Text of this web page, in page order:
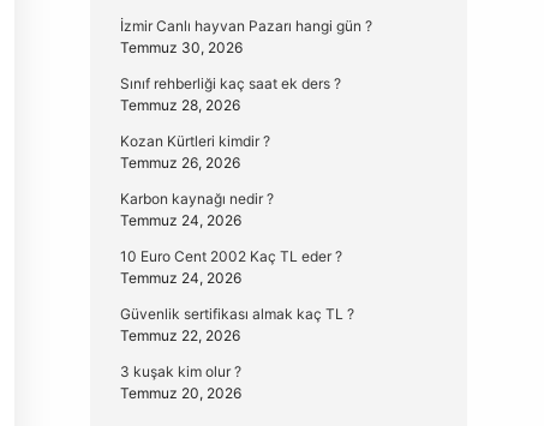
İzmir Canlı hayvan Pazarı hangi gün ?
Temmuz 30, 2026
Sınıf rehberliği kaç saat ek ders ?
Temmuz 28, 2026
Kozan Kürtleri kimdir ?
Temmuz 26, 2026
Karbon kaynağı nedir ?
Temmuz 24, 2026
10 Euro Cent 2002 Kaç TL eder ?
Temmuz 24, 2026
Güvenlik sertifikası almak kaç TL ?
Temmuz 22, 2026
3 kuşak kim olur ?
Temmuz 20, 2026